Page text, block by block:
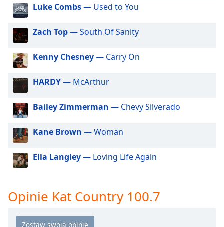
Picture
Fullscreen
This
modal
window.
Beginning
dialog
window.
Escape
cancel
and
the
window.
Luke Combs— Used to You
Zach Top— South Of Sanity
Kenny Chesney— Carry On
HARDY— McArthur
Bailey Zimmerman — Chevy Silverado
Kane Brown — Woman
Ella Langley— Loving Life Again
Opinie Kat Country 100.7